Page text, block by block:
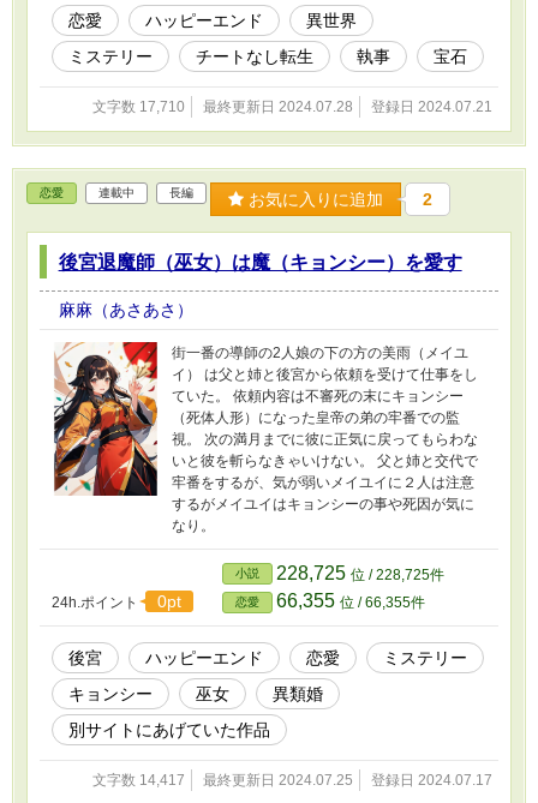
恋愛 ハッピーエンド
異世界
ミステリー
チートなし転生 執事 宝石
文字数 17,710 最終更新日 2024.07.28 登録日 2024.07.21
恋愛 連載中 長編 お気に入りに追加 2
後宮退魔師（巫女）は魔（キョンシー）を愛す
麻麻（あさあさ）
街一番の導師の2人娘の下の方の美雨（メイユ
イ） は父と姉と後宮から依頼を受けて仕事をし
ていた。 依頼内容は不審死の末にキョンシー
（死体人形）になった皇帝の弟の牢番での監
視。 次の満月までに彼に正気に戻ってもらわな
いと彼を斬らなきゃいけない。 父と姉と交代で
牢番をするが、気が弱いメイユイに２人は注意
するがメイユイはキョンシーの事や死因が気に
なり。
24h.ポイント 0pt
小説 228,725 位 / 228,725件
恋愛 66,355 位 / 66,355件
後宮 ハッピーエンド 恋愛
ミステリー
キョンシー
巫女
異類婚
別サイトにあげていた作品
文字数 14,417 最終更新日 2024.07.25 登録日 2024.07.17